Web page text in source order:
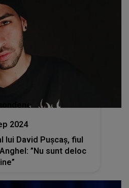
2024
lui David Pușcaș, fiul
”Nu sunt deloc